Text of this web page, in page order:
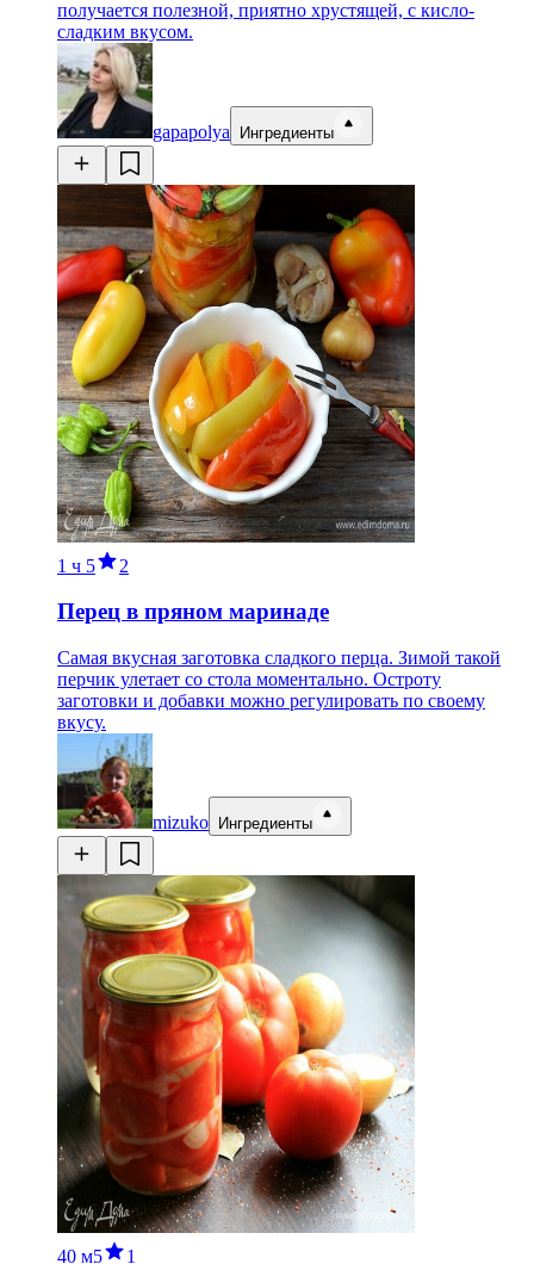
получается полезной, приятно хрустящей, с кисло-
сладким вкусом.
gapapolya Ингредиенты
1 ч 5 2
Перец в пряном маринаде
Самая вкусная заготовка сладкого перца. Зимой такой
перчик улетает со стола моментально. Остроту
заготовки и добавки можно регулировать по своему
вкусу.
mizuko Ингредиенты
40 м5 1